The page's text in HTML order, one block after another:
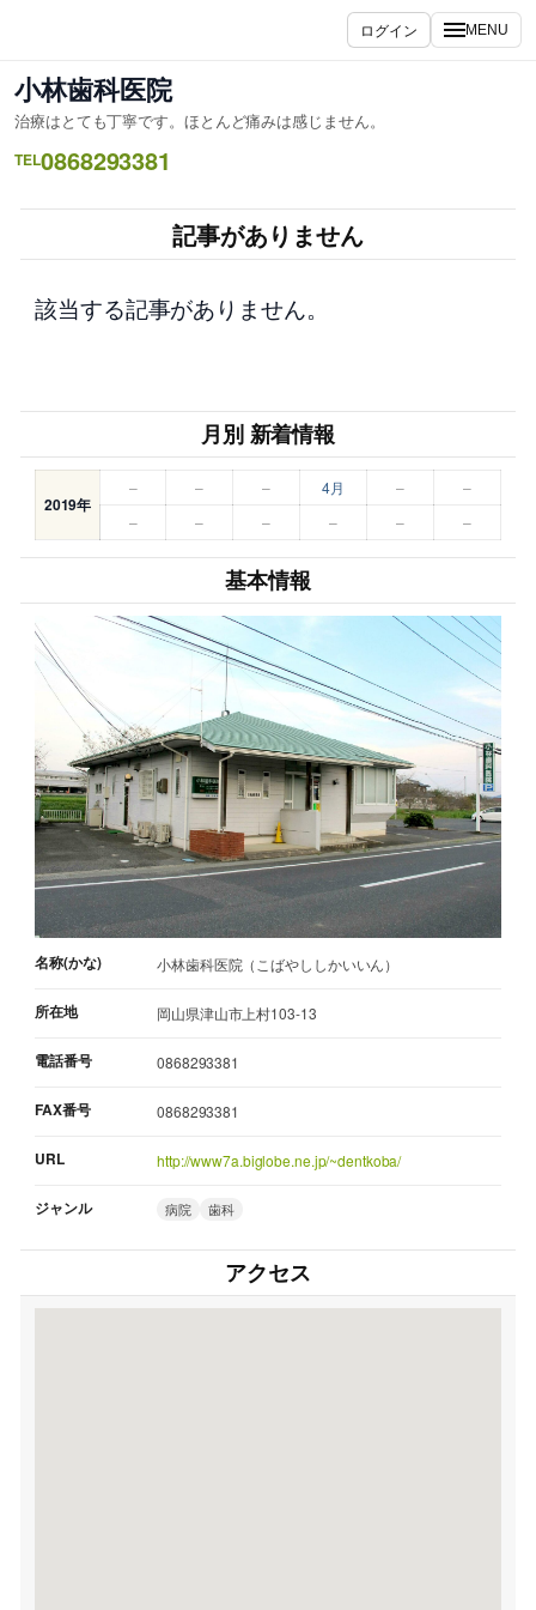
ス
キ
ッ
ログイン MENU
小林歯科医院
治療はとても丁寧です。ほとんど痛みは感じません。
TEL0868293381
記事がありません
該当する記事がありません。
月別 新着情報
2019年
– – – 4月 –
–
–
– – – – –
基本情報
名称(かな) 小林歯科医院（こばやししかいいん）
所在地 岡山県津山市上村103-13
電話番号 0868293381
FAX番号 0868293381
URL http://www7a.biglobe.ne.jp/~dentkoba/
ジャンル 病院 歯科
アクセス